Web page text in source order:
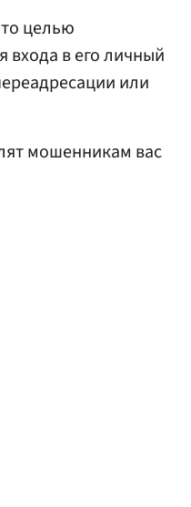
целью
входа в его личный
или
мошенникам вас